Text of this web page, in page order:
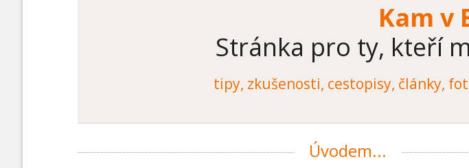
Severní Evropa
Kam v
Kam v
Stránka pro ty, kteří
Stránka pro ty, kteří
tipy, zkušenosti, cestopisy, články,
Úvodem...